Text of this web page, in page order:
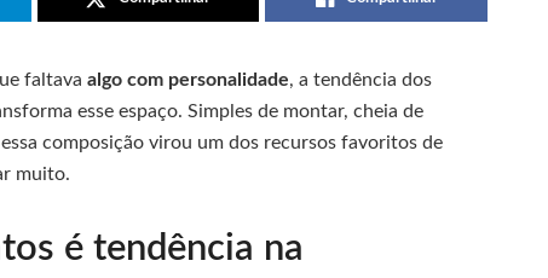
faltava algo com personalidade, a tendência dos
esse espaço. Simples de montar, cheia de
composição virou um dos recursos favoritos de
muito.
é tendência na